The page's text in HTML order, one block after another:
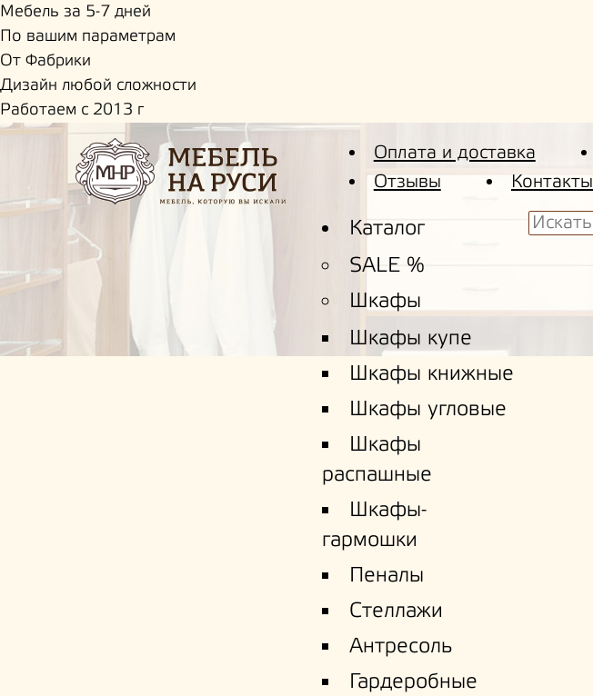
Мебель за 5-7 дней
По вашим параметрам
От Фабрики
Дизайн любой сложности
Работаем с 2013 г
Оплата и доставка
Отзывы
Контакты
Каталог
SALE %
Шкафы
Шкафы купе
Шкафы книжные
Шкафы угловые
Шкафы
распашные
Шкафы-
гармошки
Пеналы
Стеллажи
Антресоль
Гардеробные